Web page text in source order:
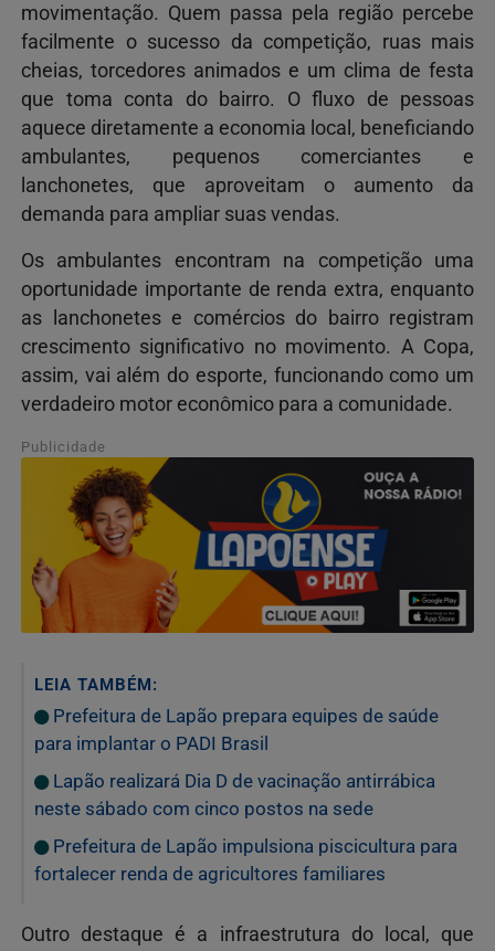
movimentação. Quem passa pela região percebe
facilmente o sucesso da competição, ruas mais
cheias, torcedores animados e um clima de festa
que toma conta do bairro. O fluxo de pessoas
aquece diretamente a economia local, beneficiando
ambulantes, pequenos comerciantes e
lanchonetes, que aproveitam o aumento da
demanda para ampliar suas vendas.
Os ambulantes encontram na competição uma
oportunidade importante de renda extra, enquanto
as lanchonetes e comércios do bairro registram
crescimento significativo no movimento. A Copa,
assim, vai além do esporte, funcionando como um
verdadeiro motor econômico para a comunidade.
Publicidade
LEIA TAMBÉM:
Prefeitura de Lapão prepara equipes de saúde
para implantar o PADI Brasil
Lapão realizará Dia D de vacinação antirrábica
neste sábado com cinco postos na sede
Prefeitura de Lapão impulsiona piscicultura para
fortalecer renda de agricultores familiares
Outro destaque é a infraestrutura do local, que